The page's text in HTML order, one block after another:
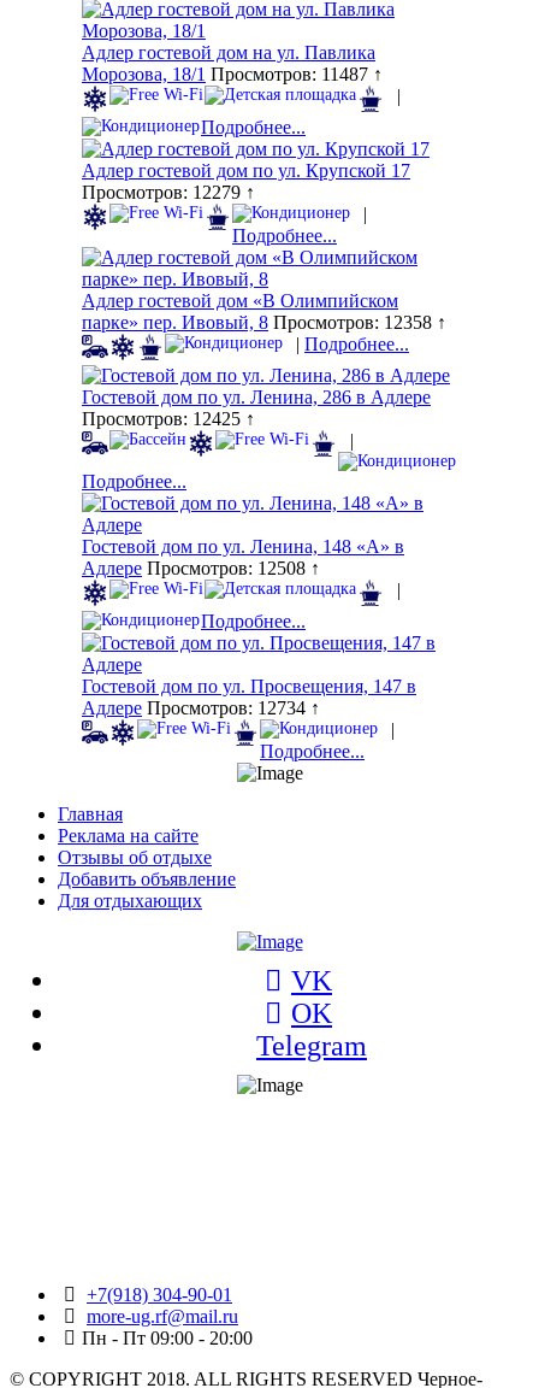
Адлер гостевой дом на ул. Павлика
Морозова, 18/1 Просмотров: 11487 ↑
|
Подробнее...
Адлер гостевой дом по ул. Крупской 17
Просмотров: 12279 ↑
|
Подробнее...
Адлер гостевой дом «В Олимпийском
парке» пер. Ивовый, 8 Просмотров: 12358 ↑
| Подробнее...
Гостевой дом по ул. Ленина, 286 в Адлере
Просмотров: 12425 ↑
|
Подробнее...
Гостевой дом по ул. Ленина, 148 «А» в
Адлере Просмотров: 12508 ↑
|
Подробнее...
Гостевой дом по ул. Просвещения, 147 в
Адлере Просмотров: 12734 ↑
|
Подробнее...
Главная
Реклама на сайте
Отзывы об отдыхе
Добавить объявление
Для отдыхающих
VK
OK
Telegram
+7(918) 304-90-01
more-ug.rf@mail.ru
Пн - Пт 09:00 - 20:00
© COPYRIGHT 2018. ALL RIGHTS RESERVED Черное-